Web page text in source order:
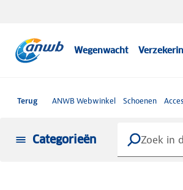
Wegenwacht
Terug ANWB Webwinkel Schoenen
Categorieën